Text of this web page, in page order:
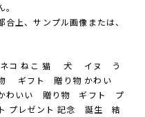
上、サンプル画像または、
コ ねこ 猫 犬 イヌ う
ギフト 贈り物 かわい
わいい 贈り物 ギフト プ
プレゼント 記念 誕生 結